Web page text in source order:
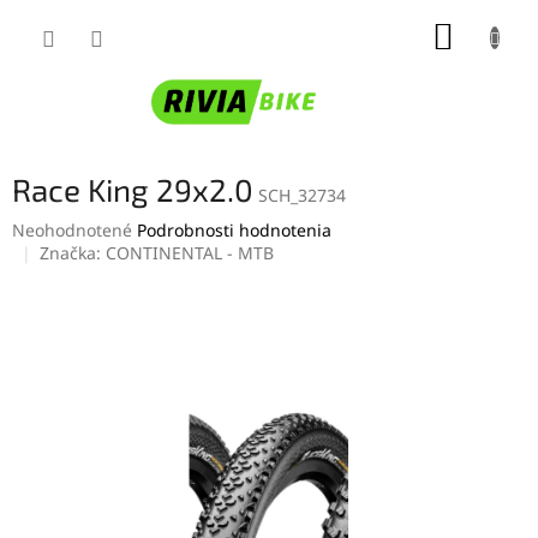
Race King 29x2.0 SCH_32734
Priemerné
hodnotenie
Neohodnotené Podrobnosti hodnotenia
Značka: CONTINENTAL - MTB